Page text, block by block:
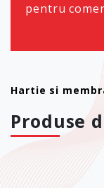
pentru
Hartie si
Produse